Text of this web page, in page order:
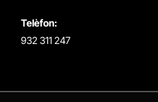
Telèfon:
932 311 247